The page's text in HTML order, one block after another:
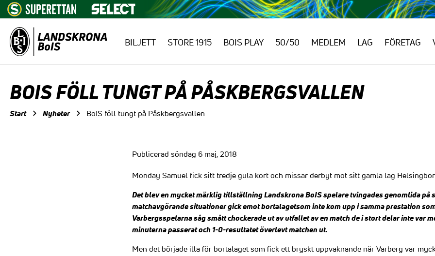
BILJETT STORE 1915 BOIS PLAY 50/50 MEDLEM LAG FÖRETAG
BOIS FÖLL TUNGT PÅ PÅSKBERGSVALLEN
Start Nyheter BoIS föll tungt på Påskbergsvallen
Publicerad söndag 6 maj, 2018
Monday Samuel fick sitt tredje gula kort och missar derbyt mot sitt gamla lag
Det blev en mycket märklig tillställning Landskrona BoIS spelare tvingades genomlida på
matchavgörande situationer gick emot bortalagetsom inte kom upp i samma prestation
Varbergsspelarna såg smått chockerade ut av utfallet av en match de i stort delar inte var
minuterna passerat och 1-0-resultatet överlevt matchen ut.
Men det började illa för bortalaget som fick ett bryskt uppvaknande när Varberg var